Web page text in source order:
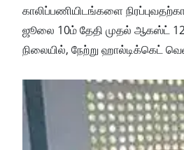
காலிப்​பணி​யிடங்​களை
ஜூலை 10ம் தேதி முதல் ஆகஸ்ட் 12
நிலையில், நேற்று ஹால்டிக்கெட்